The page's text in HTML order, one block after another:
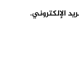
الإلكتروني.